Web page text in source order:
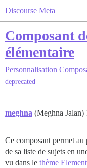
Discourse Meta
Composant
élémentaire
Personnalisation
deprecated
meghna (Meghna Jalan)
Ce composant permet
de sa liste de sujets en
vu dans le thème